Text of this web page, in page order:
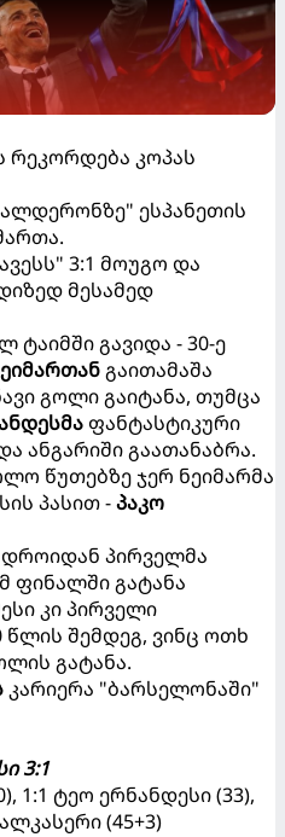
რეკორდება კოპას
ესპანეთის
3:1 მოუგო და
მესამედ
გავიდა - 30-ე
გაითამაშა
გოლი გაიტანა, თუმცა
ფანტასტიკური
ანგარიში გაათანაბრა.
წუთებზე ჯერ ნეიმარმა
პასით -პაკო
დროიდან პირველმა
ფინალში გატანა
კი პირველი
შემდეგ, ვინც ოთხ
გატანა.
კარიერა "ბარსელონაში"
3:1
1:1 ტეო ერნანდესი (33),
(45+3)